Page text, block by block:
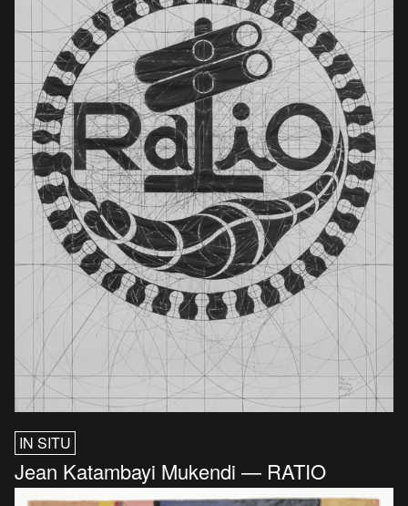
IN SITU
Jean Katambayi Mukendi — RATIO